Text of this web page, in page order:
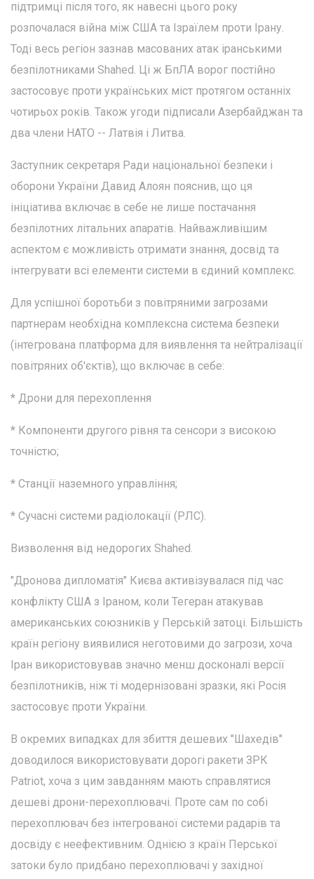
підтримці після того, як навесні цього року
розпочалася війна між США та Ізраїлем проти Ірану.
Тоді весь регіон зазнав масованих атак іранськими
безпілотниками Shahed. Ці ж БпЛА ворог постійно
застосовує проти українських міст протягом останніх
чотирьох років. Також угоди підписали Азербайджан та
два члени НАТО -- Латвія і Литва.
Заступник секретаря Ради національної безпеки і
оборони України Давид Алоян пояснив, що ця
ініціатива включає в себе не лише постачання
безпілотних літальних апаратів. Найважливішим
аспектом є можливість отримати знання, досвід та
інтегрувати всі елементи системи в єдиний комплекс.
Для успішної боротьби з повітряними загрозами
партнерам необхідна комплексна система безпеки
(інтегрована платформа для виявлення та нейтралізації
повітряних об'єктів), що включає в себе:
* Дрони для перехоплення
* Компоненти другого рівня та сенсори з високою
точністю;
* Станції наземного управління;
* Сучасні системи радіолокації (РЛС).
Визволення від недорогих Shahed.
"Дронова дипломатія" Києва активізувалася під час
конфлікту США з Іраном, коли Тегеран атакував
американських союзників у Перській затоці. Більшість
країн регіону виявилися неготовими до загрози, хоча
Іран використовував значно менш досконалі версії
безпілотників, ніж ті модернізовані зразки, які Росія
застосовує проти України.
В окремих випадках для збиття дешевих "Шахедів"
доводилося використовувати дорогі ракети ЗРК
Patriot, хоча з цим завданням мають справлятися
дешеві дрони-перехоплювачі. Проте сам по собі
перехоплювач без інтегрованої системи радарів та
досвіду є неефективним. Однією з країн Перської
затоки було придбано перехоплювачі у західної